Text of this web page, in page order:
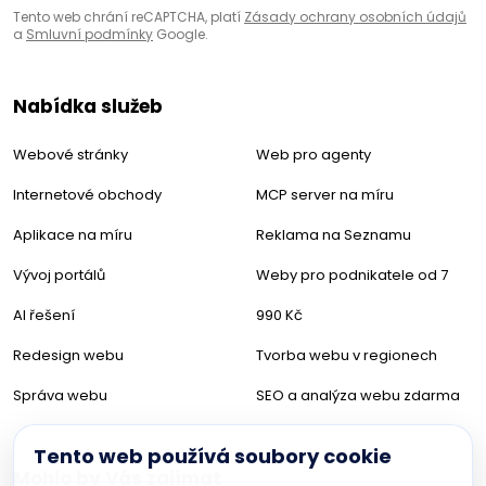
Tento web chrání reCAPTCHA, platí Zásady ochrany osobních údajů
a Smluvní podmínky Google.
Nabídka služeb
Webové stránky
Internetové obchody
Aplikace na míru
Vývoj portálů
AI řešení
Redesign webu
Správa webu
Web pro agenty
MCP server na míru
Reklama na Seznamu
Weby pro podnikatele od 7
990 Kč
Tvorba webu v regionech
SEO a analýza webu zdarma
Tento web používá soubory cookie